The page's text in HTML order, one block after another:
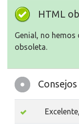
HTML
Genial, no
obsoleta.